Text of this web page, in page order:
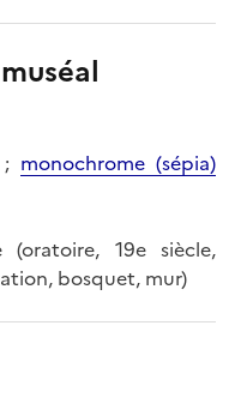
; monochrome (sépia)
19e siècle,
bosquet, mur)